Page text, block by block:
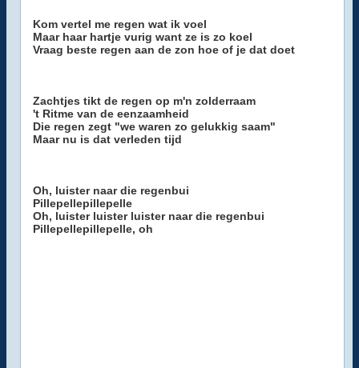
Kom vertel me regen wat ik voel
Maar haar hartje vurig want ze is zo koel
Vraag beste regen aan de zon hoe of je dat doet
Zachtjes tikt de regen op m'n zolderraam
't Ritme van de eenzaamheid
Die regen zegt "we waren zo gelukkig saam"
Maar nu is dat verleden tijd
Oh, luister naar die regenbui
Pillepellepillepelle
Oh, luister luister luister naar die regenbui
Pillepellepillepelle, oh